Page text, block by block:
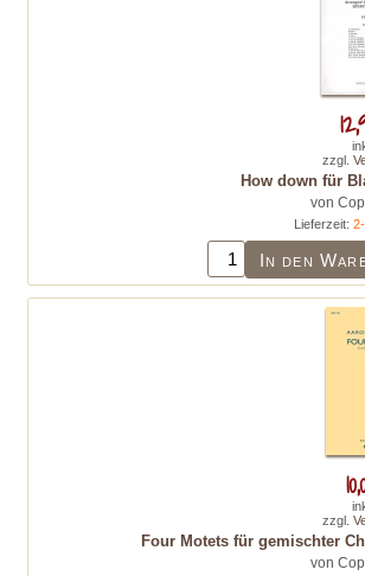
How down für
von
Lieferzeit:
In den
zzgl.
Four Motets für gemischter
von
zzgl.